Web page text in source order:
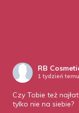
RB
1 tydzień temu
Czy Tobie też
tylko nie na siebie?